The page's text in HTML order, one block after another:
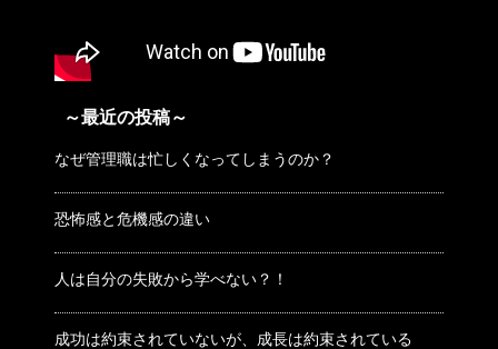
～最近の投稿～
なぜ管理職は忙しくなってしまうのか？
恐怖感と危機感の違い
人は自分の失敗から学べない？！
成功は約束されていないが、成長は約束されている